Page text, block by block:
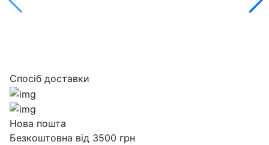
Спосіб доставки
Нова пошта
Безкоштовна від 3500 грн